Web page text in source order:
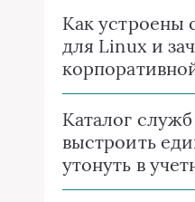
Как устроены
для Linux и
Каталог
выстроить
утонуть в